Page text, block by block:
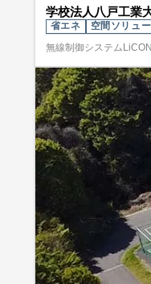
学校法人八戸工業
省エネ
空間ソリュ
無線制御システム